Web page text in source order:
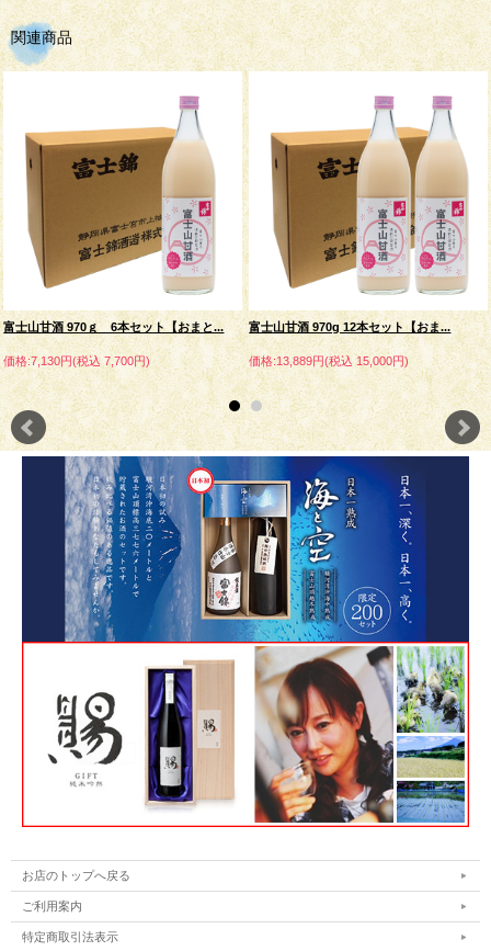
関連商品
富士山甘酒 970ｇ 6本セット【おまと...
価格:7,130円(税込 7,700円)
富士山甘酒 970g 12本セット【おま...
価格:13,889円(税込 15,000円)
お店のトップへ戻る
ご利用案内
特定商取引法表示